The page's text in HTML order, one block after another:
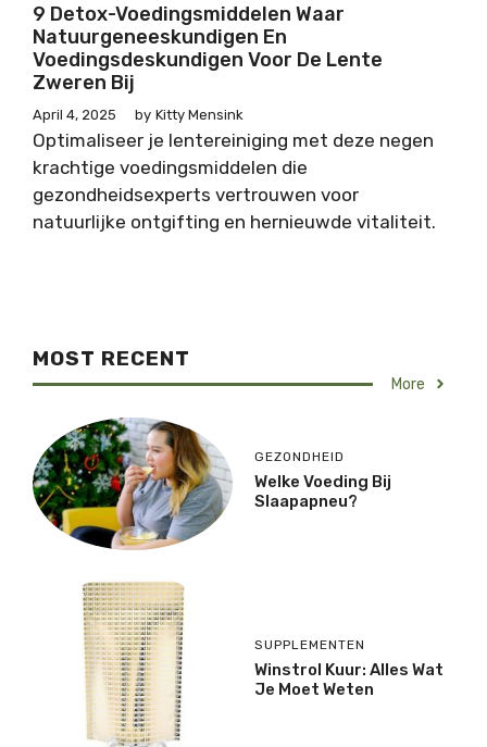
9 Detox-Voedingsmiddelen Waar
Natuurgeneeskundigen En
Voedingsdeskundigen Voor De Lente
Zweren Bij
April 4, 2025 by Kitty Mensink
Optimaliseer je lentereiniging met deze negen
krachtige voedingsmiddelen die
gezondheidsexperts vertrouwen voor
natuurlijke ontgifting en hernieuwde vitaliteit.
MOST RECENT
More
GEZONDHEID
Welke Voeding Bij
Slaapapneu?
SUPPLEMENTEN
Winstrol Kuur: Alles Wat
Je Moet Weten